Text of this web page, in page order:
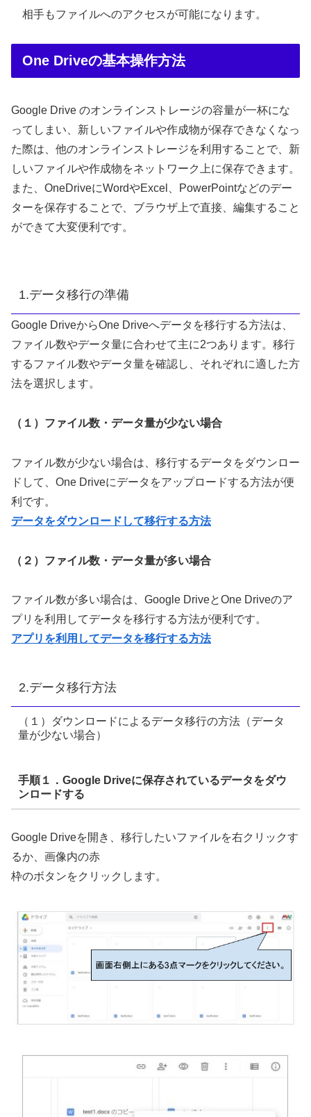
相手もファイルへのアクセスが可能になります。
One Driveの基本操作方法
Google Drive のオンラインストレージの容量が一杯にな
ってしまい、新しいファイルや作成物が保存できなくなっ
た際は、他のオンラインストレージを利用することで、新
しいファイルや作成物をネットワーク上に保存できます。
また、OneDriveにWordやExcel、PowerPointなどのデー
ターを保存することで、ブラウザ上で直接、編集すること
ができて大変便利です。
1.データ移行の準備
Google DriveからOne Driveへデータを移行する方法は、
ファイル数やデータ量に合わせて主に2つあります。移行
するファイル数やデータ量を確認し、それぞれに適した方
法を選択します。
（１）ファイル数・データ量が少ない場合
ファイル数が少ない場合は、移行するデータをダウンロー
ドして、One Driveにデータをアップロードする方法が便
利です。
データをダウンロードして移行する方法
（２）ファイル数・データ量が多い場合
ファイル数が多い場合は、Google DriveとOne Driveのア
プリを利用してデータを移行する方法が便利です。
アプリを利用してデータを移行する方法
2.データ移行方法
（１）ダウンロードによるデータ移行の方法（データ
量が少ない場合）
手順１．Google Driveに保存されているデータをダウ
ンロードする
Google Driveを開き、移行したいファイルを右クリックす
るか、画像内の赤
枠のボタンをクリックします。